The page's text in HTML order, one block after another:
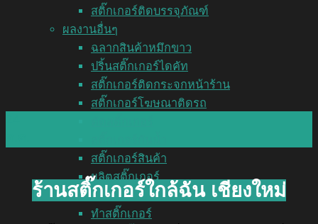
สติ๊กเกอร์ติดบรรจุภัณฑ์
ผลงานอื่นๆ
ฉลากสินค้าหมึกขาว
ปริ้นสติ๊กเกอร์ไดคัท
สติ๊กเกอร์ติดกระจกหน้าร้าน
สติ๊กเกอร์โฆษณาติดรถ
สติ๊กเกอร์สินค้า
ผลิตสติ๊กเกอร์
สติ๊กเกอร์ติดแก้ว
ทำสติ๊กเกอร์
ร้านสติ๊กเกอร์ใกล้ฉัน เชียงใหม่